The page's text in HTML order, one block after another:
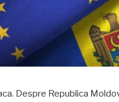
Despre Republica